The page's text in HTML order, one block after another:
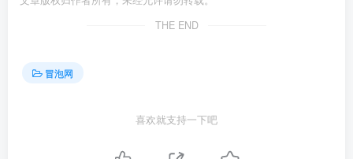
THE END
冒泡网
喜欢就支持一下吧